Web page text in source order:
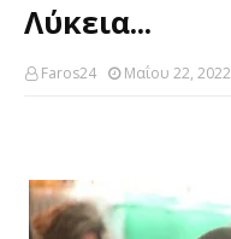
Λύκεια...
Faros24 Μαΐου 22, 2022